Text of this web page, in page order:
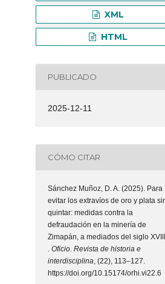
XML
HTML
PUBLICADO
2025-12-11
CÓMO CITAR
Sánchez Muñoz, D. A. (2025). Para
evitar los extravíos de oro y plata
quintar: medidas contra la
defraudación en la minería de
Zimapán, a mediados del siglo XVIII
Oficio. Revista de historia e
interdisciplina , (22), 113–127.
https://doi.org/10.15174/orhi.vi22.6